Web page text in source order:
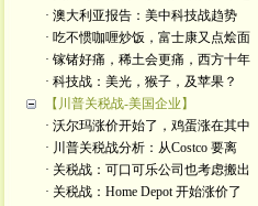
· 澳大利亚报告：美中科技战趋势
· 吃不惯咖喱炒饭，富士康又点烩面
· 镓锗好痛，稀土会更痛，西方十年
· 科技战：美光，猴子，及苹果？
【川普关税战-美国企业】
· 沃尔玛涨价开始了，鸡蛋涨在其中
· 川普关税战分析：从Costco 要离
· 关税战：可口可乐公司也考虑搬出
· 关税战：Home Depot 开始涨价了